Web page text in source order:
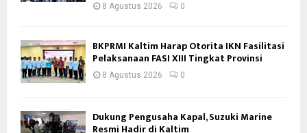
8 Agustus 2026 0
BKPRMI Kaltim Harap Otorita IKN Fasilitasi
Pelaksanaan FASI XIII Tingkat Provinsi
8 Agustus 2026 0
Dukung Pengusaha Kapal, Suzuki Marine
Resmi Hadir di Kaltim